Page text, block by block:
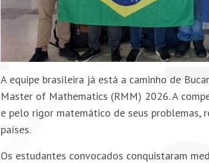
A equipe brasileira já está a caminho de
Master of Mathematics (RMM) 2026. A
e pelo rigor matemático de seus problemas,
países.
Os estudantes convocados conquistaram